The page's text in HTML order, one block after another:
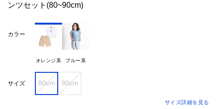
ンツセット(80~90cm)
カラー
オレンジ系 ブルー系
サイズ 80cm 90cm
サイズ詳細を見る